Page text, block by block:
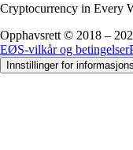
Cryptocurrency in Every
Opphavsrett © 2018 –
EØS-vilkår og betingelser
Innstillinger for